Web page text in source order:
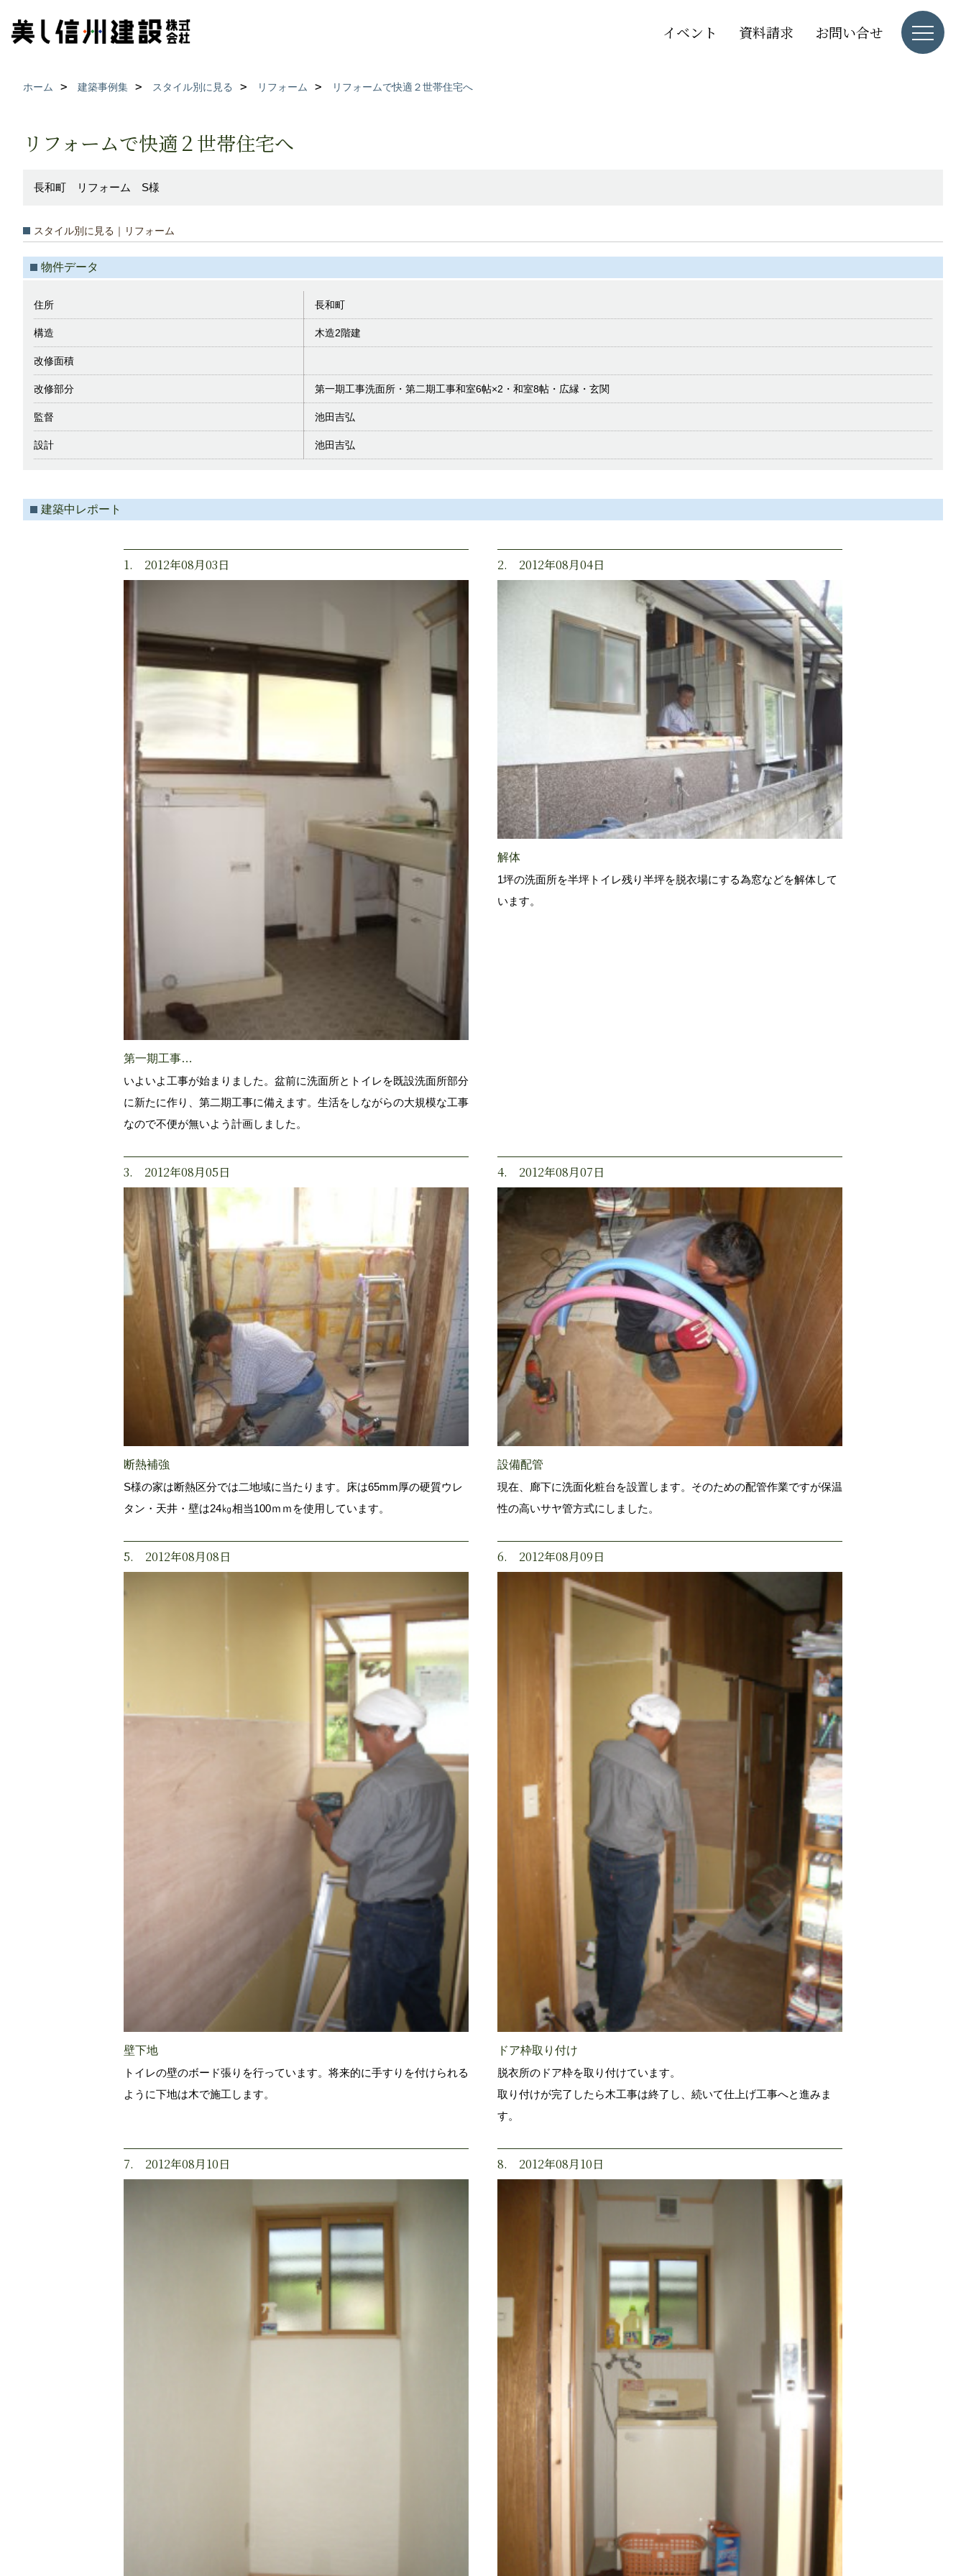
イベント 資料請求 お問い合せ
ホーム 建築事例集 スタイル別に見る リフォーム リフォームで快適２世帯住宅へ
リフォームで快適２世帯住宅へ
長和町 リフォーム S様
スタイル別に見る｜リフォーム
物件データ
住所 長和町
構造 木造2階建
改修面積
改修部分 第一期工事洗面所・第二期工事和室6帖×2・和室8帖・広縁・玄関
監督 池田吉弘
設計 池田吉弘
建築中レポート
1. 2012年08月03日
第一期工事…
いよいよ工事が始まりました。盆前に洗面所とトイレを既設洗面所部分
に新たに作り、第二期工事に備えます。生活をしながらの大規模な工事
なので不便が無いよう計画しました。
2. 2012年08月04日
解体
1坪の洗面所を半坪トイレ残り半坪を脱衣場にする為窓などを解体して
います。
3. 2012年08月05日
断熱補強
S様の家は断熱区分では二地域に当たります。床は65mm厚の硬質ウレ
タン・天井・壁は24㎏相当100ｍｍを使用しています。
4. 2012年08月07日
設備配管
現在、廊下に洗面化粧台を設置します。そのための配管作業ですが保温
性の高いサヤ管方式にしました。
5. 2012年08月08日
壁下地
トイレの壁のボード張りを行っています。将来的に手すりを付けられる
ように下地は木で施工します。
6. 2012年08月09日
ドア枠取り付け
脱衣所のドア枠を取り付けています。
取り付けが完了したら木工事は終了し、続いて仕上げ工事へと進みま
す。
7. 2012年08月10日 8. 2012年08月10日